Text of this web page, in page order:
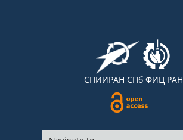
СПИИРАН СПб ФИЦ РАН